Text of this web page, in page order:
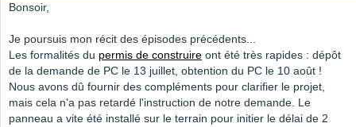
Bonsoir,
Je poursuis mon récit des épisodes précédents...
Les formalités du permis de construire ont été très rapides : dépôt
de la demande de PC le 13 juillet, obtention du PC le 10 août !
Nous avons dû fournir des compléments pour clarifier le projet,
mais cela n'a pas retardé l'instruction de notre demande. Le
panneau a vite été installé sur le terrain pour initier le délai de 2